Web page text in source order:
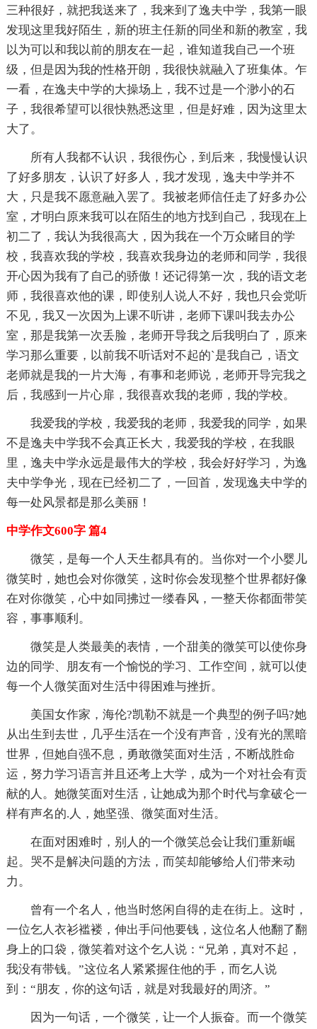
三种很好，就把我送来了，我来到了逸夫中学，我第一眼
发现这里我好陌生，新的班主任新的同坐和新的教室，我
以为可以和我以前的朋友在一起，谁知道我自己一个班
级，但是因为我的性格开朗，我很快就融入了班集体。乍
一看，在逸夫中学的大操场上，我不过是一个渺小的石
子，我很希望可以很快熟悉这里，但是好难，因为这里太
大了。
所有人我都不认识，我很伤心，到后来，我慢慢认识
了好多朋友，认识了好多人，我才发现，逸夫中学并不
大，只是我不愿意融入罢了。我被老师信任走了好多办公
室，才明白原来我可以在陌生的地方找到自己，我现在上
初二了，我认为我很高大，因为我在一个万众睹目的学
校，我喜欢我的学校，我喜欢我身边的老师和同学，我很
开心因为我有了自己的骄傲！还记得第一次，我的语文老
师，我很喜欢他的课，即使别人说人不好，我也只会党听
不见，我又一次因为上课不听讲，老师下课叫我去办公
室，那是我第一次丢脸，老师开导我之后我明白了，原来
学习那么重要，以前我不听话对不起的`是我自己，语文
老师就是我的一片大海，有事和老师说，老师开导完我之
后，我感到一片心扉，我很喜欢我的老师，我的学校。
我爱我的学校，我爱我的老师，我爱我的同学，如果
不是逸夫中学我不会真正长大，我爱我的学校，在我眼
里，逸夫中学永远是最伟大的学校，我会好好学习，为逸
夫中学争光，现在已经初二了，一回首，发现逸夫中学的
每一处风景都是那么美丽！
中学作文600字 篇4
微笑，是每一个人天生都具有的。当你对一个小婴儿
微笑时，她也会对你微笑，这时你会发现整个世界都好像
在对你微笑，心中如同拂过一缕春风，一整天你都面带笑
容，事事顺利。
微笑是人类最美的表情，一个甜美的微笑可以使你身
边的同学、朋友有一个愉悦的学习、工作空间，就可以使
每一个人微笑面对生活中得困难与挫折。
美国女作家，海伦?凯勒不就是一个典型的例子吗?她
从出生到去世，几乎生活在一个没有声音，没有光的黑暗
世界，但她自强不息，勇敢微笑面对生活，不断战胜命
运，努力学习语言并且还考上大学，成为一个对社会有贡
献的人。她微笑面对生活，让她成为那个时代与拿破仑一
样有声名的.人，她坚强、微笑面对生活。
在面对困难时，别人的一个微笑总会让我们重新崛
起。哭不是解决问题的方法，而笑却能够给人们带来动
力。
曾有一个名人，他当时悠闲自得的走在街上。这时，
一位乞人衣衫褴褛，伸出手问他要钱，这位名人他翻了翻
身上的口袋，微笑着对这个乞人说：“兄弟，真对不起，
我没有带钱。”这位名人紧紧握住他的手，而乞人说
到：“朋友，你的这句话，就是对我最好的周济。”
因为一句话，一个微笑，让一个人振奋。而一个微笑